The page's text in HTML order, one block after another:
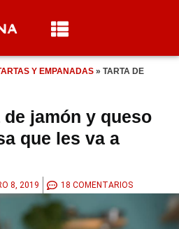
Y EMPANADAS » TARTA DE
jamón y queso
que les va a
8, 2019 18 COMENTARIOS